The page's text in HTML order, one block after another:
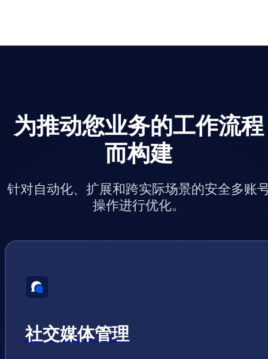
为推动您业务的工作流程
而构建
针对自动化、扩展和跨实际场景的安全多账
操作进行优化。
社交媒体管理